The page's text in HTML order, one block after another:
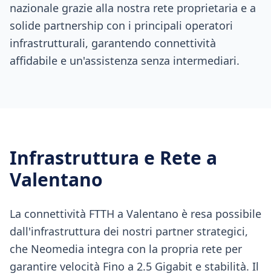
nazionale grazie alla nostra rete proprietaria e a
solide partnership con i principali operatori
infrastrutturali, garantendo connettività
affidabile e un'assistenza senza intermediari.
Infrastruttura e Rete a
Valentano
La connettività FTTH a Valentano è resa possibile
dall'infrastruttura dei nostri partner strategici,
che Neomedia integra con la propria rete per
garantire velocità Fino a 2.5 Gigabit e stabilità. Il